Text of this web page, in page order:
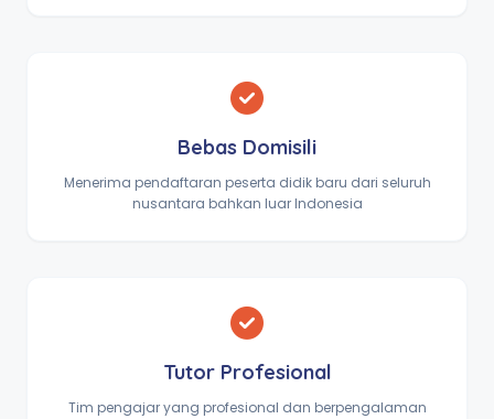
Bebas Domisili
Menerima pendaftaran peserta didik baru dari seluruh
nusantara bahkan luar Indonesia
Tutor Profesional
Tim pengajar yang profesional dan berpengalaman